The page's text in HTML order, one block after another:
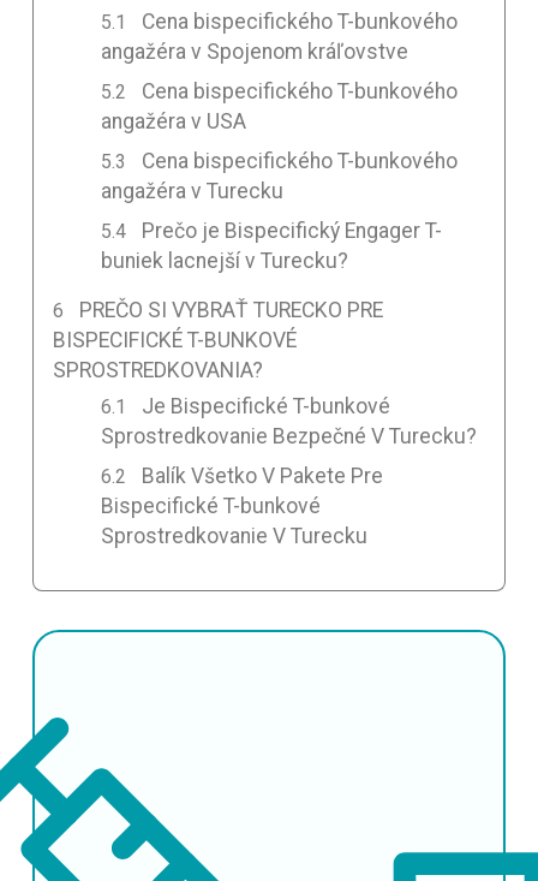
Cena bispecifického T-bunkového
angažéra v Spojenom kráľovstve
Cena bispecifického T-bunkového
angažéra v USA
Cena bispecifického T-bunkového
angažéra v Turecku
Prečo je Bispecifický Engager T-
buniek lacnejší v Turecku?
PREČO SI VYBRAŤ TURECKO PRE
BISPECIFICKÉ T-BUNKOVÉ
SPROSTREDKOVANIA?
Je Bispecifické T-bunkové
Sprostredkovanie Bezpečné V Turecku?
Balík Všetko V Pakete Pre
Bispecifické T-bunkové
Sprostredkovanie V Turecku